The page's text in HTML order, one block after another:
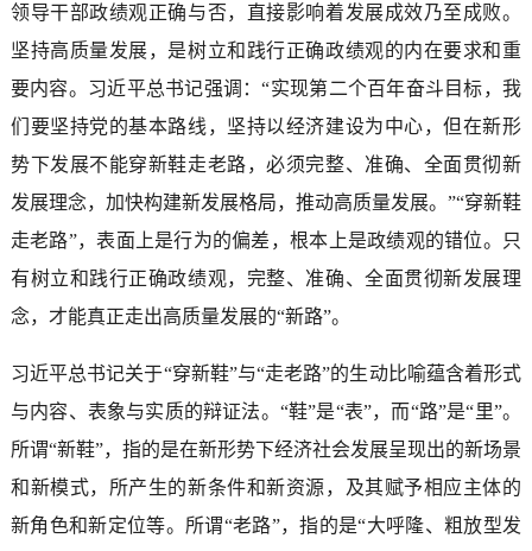
领导干部政绩观正确与否，直接影响着发展成效乃至成败。
坚持高质量发展，是树立和践行正确政绩观的内在要求和重
要内容。习近平总书记强调：“实现第二个百年奋斗目标，我
们要坚持党的基本路线，坚持以经济建设为中心，但在新形
势下发展不能穿新鞋走老路，必须完整、准确、全面贯彻新
发展理念，加快构建新发展格局，推动高质量发展。”“穿新鞋
走老路”，表面上是行为的偏差，根本上是政绩观的错位。只
有树立和践行正确政绩观，完整、准确、全面贯彻新发展理
念，才能真正走出高质量发展的“新路”。
习近平总书记关于“穿新鞋”与“走老路”的生动比喻蕴含着形式
与内容、表象与实质的辩证法。“鞋”是“表”，而“路”是“里”。
所谓“新鞋”，指的是在新形势下经济社会发展呈现出的新场景
和新模式，所产生的新条件和新资源，及其赋予相应主体的
新角色和新定位等。所谓“老路”，指的是“大呼隆、粗放型发